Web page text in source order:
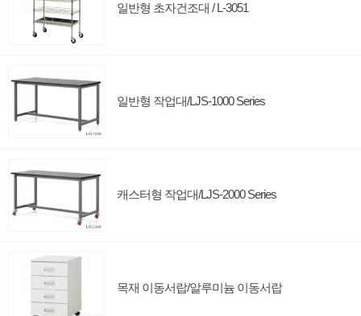
일반형 초자건조대 / L-3051
일반형 작업대/LJS-1000 Series
캐스터형 작업대/LJS-2000 Series
목재 이동서랍/알루미늄 이동서랍